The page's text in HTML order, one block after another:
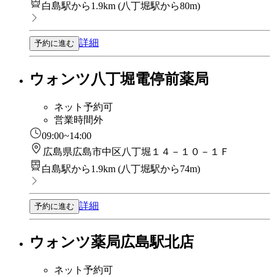
白島駅から1.9km (八丁堀駅から80m)
予約に進む 詳細
ウォンツ八丁堀電停前薬局
ネット予約可
営業時間外
09:00~14:00
広島県広島市中区八丁堀１４－１０－１Ｆ
白島駅から1.9km (八丁堀駅から74m)
予約に進む 詳細
ウォンツ薬局広島駅北店
ネット予約可